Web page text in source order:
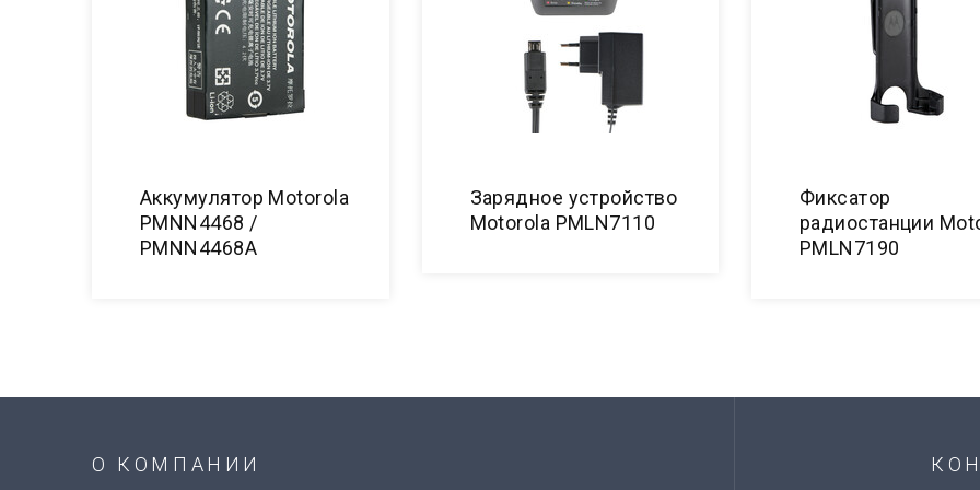
Аккумулятор Motorola
PMNN4468 /
PMNN4468A
Зарядное устройство
Motorola PMLN7110
Фиксатор
радиостанции
PMLN7190
О КОМПАНИИ